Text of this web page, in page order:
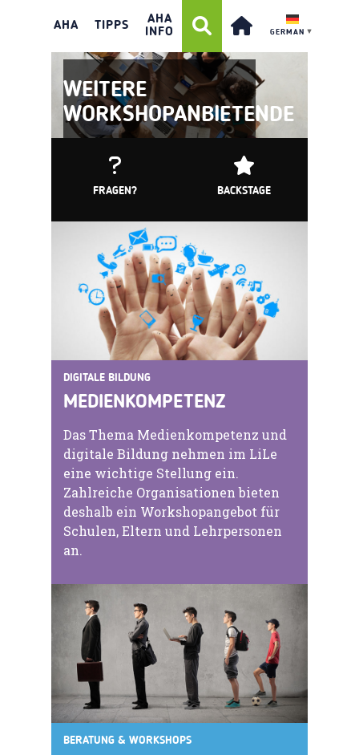
AHA TIPPS
AHA
INFO
GERMAN ▼
WEITERE
WORKSHOPANBIETENDE
FRAGEN? BACKSTAGE
DIGITALE BILDUNG
MEDIENKOMPETENZ
Das Thema Medienkompetenz und
digitale Bildung nehmen im LiLe
eine wichtige Stellung ein.
Zahlreiche Organisationen bieten
deshalb ein Workshopangebot für
Schulen, Eltern und Lehrpersonen
an.
BERATUNG & WORKSHOPS